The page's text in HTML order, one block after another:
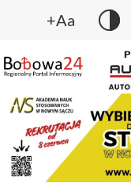
+Aa